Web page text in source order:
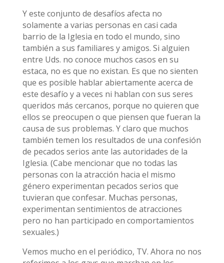
Y este conjunto de desafíos afecta no
solamente a varias personas en casi cada
barrio de la Iglesia en todo el mundo, sino
también a sus familiares y amigos. Si alguien
entre Uds. no conoce muchos casos en su
estaca, no es que no existan. Es que no sienten
que es posible hablar abiertamente acerca de
este desafío y a veces ni hablan con sus seres
queridos más cercanos, porque no quieren que
ellos se preocupen o que piensen que fueran la
causa de sus problemas. Y claro que muchos
también temen los resultados de una confesión
de pecados serios ante las autoridades de la
Iglesia. (Cabe mencionar que no todas las
personas con la atracción hacia el mismo
género experimentan pecados serios que
tuvieran que confesar. Muchas personas,
experimentan sentimientos de atracciones
pero no han participado en comportamientos
sexuales.)
Vemos mucho en el periódico, TV. Ahora no nos